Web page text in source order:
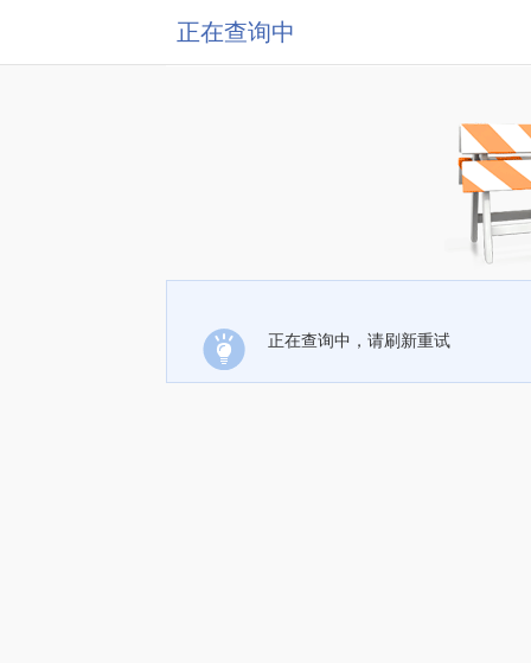
正在查询中
正在查询中，请刷新重试